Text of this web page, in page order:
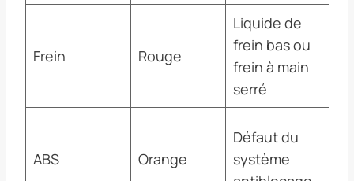
Frein Rouge
Liquide de
frein bas ou
frein à main
serré
ABS Orange
Défaut du
système